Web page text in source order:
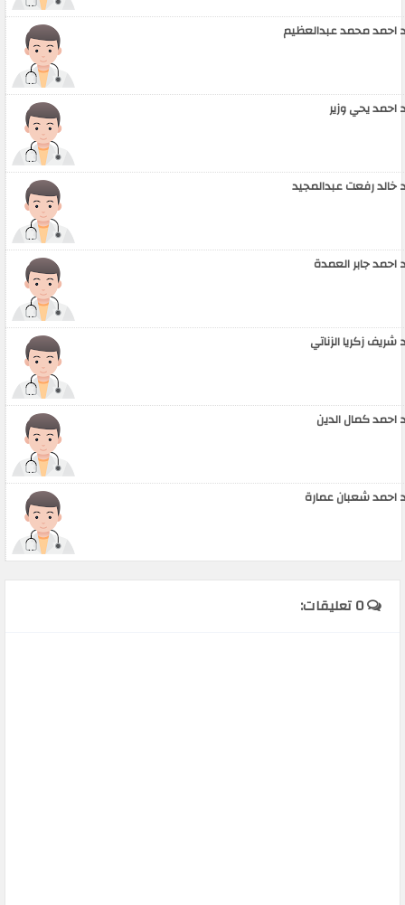
احمد محمد عبدالعظيم
احمد يحي وزير
خالد رفعت عبدالمجيد
احمد جابر العمدة
شريف زكريا الزناتي
احمد كمال الدين
احمد شعبان عمارة
0 تعليقات: